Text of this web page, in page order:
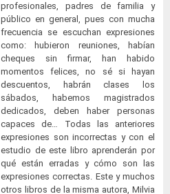
profesionales, padres de familia y
público en general, pues con mucha
frecuencia se escuchan expresiones
como: hubieron reuniones, habían
cheques sin firmar, han habido
momentos felices, no sé si hayan
descuentos, habrán clases los
sábados, habemos magistrados
dedicados, deben haber personas
capaces de… Todas las anteriores
expresiones son incorrectas y con el
estudio de este libro aprenderán por
qué están erradas y cómo son las
expresiones correctas. Este y muchos
otros libros de la misma autora, Milvia